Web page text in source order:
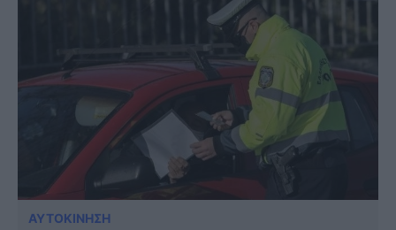
ΑΥΤΟΚΙΝΗΣΗ